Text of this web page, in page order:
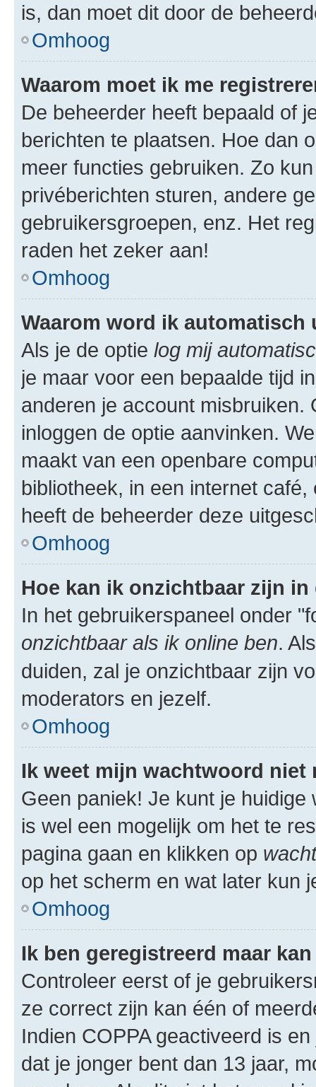
is, dan moet dit door de
Omhoog
Waarom moet ik me
De beheerder heeft bepaald of
berichten te plaatsen. Hoe dan
meer functies gebruiken. Zo
privéberichten sturen, andere
gebruikersgroepen, enz. Het
raden het zeker aan!
Omhoog
Waarom word ik automatisch
Als je de optie log mij
je maar voor een bepaalde tijd
anderen je account misbruiken.
inloggen de optie aanvinken.
maakt van een openbare
bibliotheek, in een internet
heeft de beheerder deze
Omhoog
Hoe kan ik onzichtbaar zijn
In het gebruikerspaneel onder
onzichtbaar als ik online ben.
duiden, zal je onzichtbaar zijn
moderators en jezelf.
Omhoog
Ik weet mijn wachtwoord niet
Geen paniek! Je kunt je
is wel een mogelijk om het te
pagina gaan en klikken op
op het scherm en wat later kun
Omhoog
Ik ben geregistreerd maar
Controleer eerst of je
ze correct zijn kan één of
Indien COPPA geactiveerd is
dat je jonger bent dan 13 jaar,